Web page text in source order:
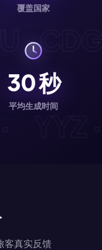
CDG
·
覆盖国家
30秒
平均生成时间
客真实反馈